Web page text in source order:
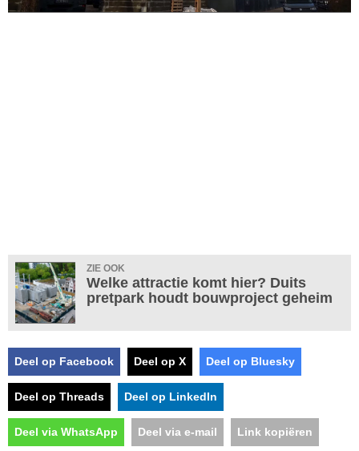
ZIE OOK
Welke attractie komt hier? Duits
pretpark houdt bouwproject geheim
Deel op Facebook Deel op X Deel op Bluesky
Deel op Threads Deel op LinkedIn
Deel via WhatsApp Deel via e-mail Link kopiëren